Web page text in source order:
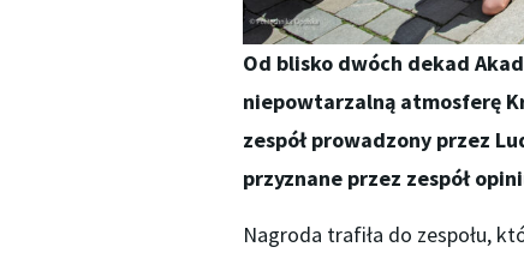
Od blisko dwóch dekad
niepowtarzalną atmosferę
zespół prowadzony przez
przyznane przez zespół
Nagroda trafiła do zespołu,